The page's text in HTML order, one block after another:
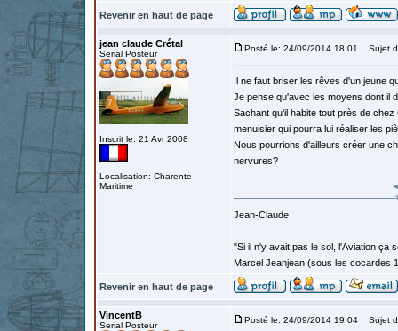
Revenir en haut de page
jean claude Crétal
Serial Posteur
Inscrit le: 21 Avr 2008
Localisation: Charente-
Maritime
Posté le: 24/09/2014 18:01 Sujet
Il ne faut briser les rêves d'un jeune
Je pense qu'avec les moyens dont il
Sachant qu'il habite tout près de
menuisier qui pourra lui réaliser les
Nous pourrions d'ailleurs créer une
nervures?
Jean-Claude
"Si il n'y avait pas le sol, l'Aviation ça
Marcel Jeanjean (sous les cocardes
Revenir en haut de page
VincentB
Serial Posteur
Posté le: 24/09/2014 19:04 Sujet